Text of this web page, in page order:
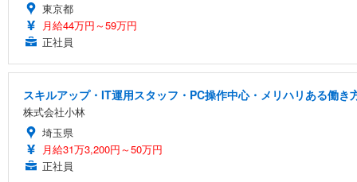
東京都
月給44万円～59万円
正社員
スキルアップ・IT運用スタッフ・PC操作中心・メリハリある働き
株式会社小林
埼玉県
月給31万3,200円～50万円
正社員